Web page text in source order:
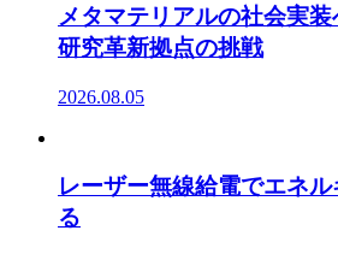
メタマテリアルの社会実
研究革新拠点の挑戦
2026.08.05
レーザー無線給電でエネル
る